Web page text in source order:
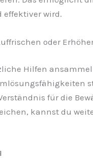
effektiver wird.
oder
Hilfen
für die
kannst du